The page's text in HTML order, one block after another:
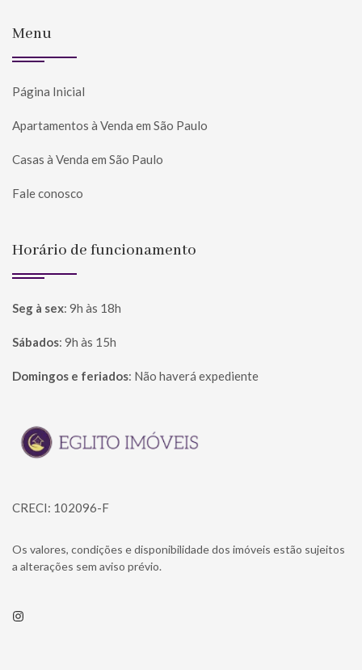
Menu
Página Inicial
Apartamentos à Venda em São Paulo
Casas à Venda em São Paulo
Fale conosco
Horário de funcionamento
Seg à sex: 9h às 18h
Sábados: 9h às 15h
Domingos e feriados: Não haverá expediente
Página inicial
CRECI: 102096-F
Os valores, condições e disponibilidade dos imóveis estão sujeitos
a alterações sem aviso prévio.
Instagram